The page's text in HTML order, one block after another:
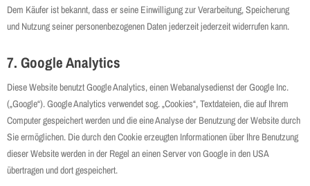
Dem Käufer ist bekannt, dass er seine Einwilligung zur Verarbeitung, Speicherung
und Nutzung seiner personenbezogenen Daten jederzeit jederzeit widerrufen kann.
7. Google Analytics
Diese Website benutzt Google Analytics, einen Webanalysedienst der Google Inc.
(„Google“). Google Analytics verwendet sog. „Cookies“, Textdateien, die auf Ihrem
Computer gespeichert werden und die eine Analyse der Benutzung der Website durch
Sie ermöglichen. Die durch den Cookie erzeugten Informationen über Ihre Benutzung
dieser Website werden in der Regel an einen Server von Google in den USA
übertragen und dort gespeichert.